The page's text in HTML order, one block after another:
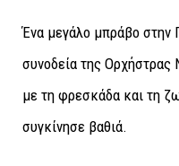
Ένα μεγάλο μπράβο στην
συνοδεία της
με τη φρεσκάδα και τη
συγκίνησε βαθιά.